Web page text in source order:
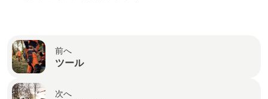
前へ
ツール
次へ